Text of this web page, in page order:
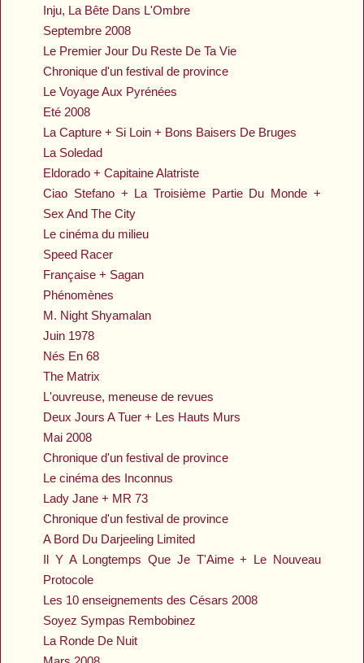
Inju, La Bête Dans L'Ombre
Septembre 2008
Le Premier Jour Du Reste De Ta Vie
Chronique d'un festival de province
Le Voyage Aux Pyrénées
Eté 2008
La Capture + Si Loin + Bons Baisers De Bruges
La Soledad
Eldorado + Capitaine Alatriste
Ciao Stefano + La Troisième Partie Du Monde +
Sex And The City
Le cinéma du milieu
Speed Racer
Française + Sagan
Phénomènes
M. Night Shyamalan
Juin 1978
Nés En 68
The Matrix
L'ouvreuse, meneuse de revues
Deux Jours A Tuer + Les Hauts Murs
Mai 2008
Chronique d'un festival de province
Le cinéma des Inconnus
Lady Jane + MR 73
Chronique d'un festival de province
A Bord Du Darjeeling Limited
Il Y A Longtemps Que Je T'Aime + Le Nouveau
Protocole
Les 10 enseignements des Césars 2008
Soyez Sympas Rembobinez
La Ronde De Nuit